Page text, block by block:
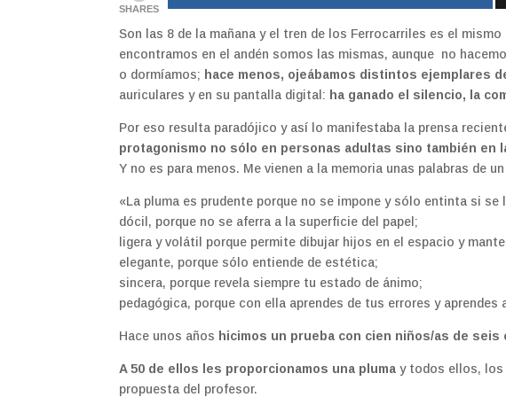
SHARES
Son las 8 de la mañana y el tren de los Ferrocarriles es el
encontramos en el andén somos las mismas, aunque no
o dormíamos; hace menos, ojeábamos distintos ejemplares
auriculares y en su pantalla digital: ha ganado el silencio, la
Por eso resulta paradójico y así lo manifestaba la prensa
protagonismo no sólo en personas adultas sino también en
Y no es para menos. Me vienen a la memoria unas palabras de
«La pluma es prudente porque no se impone y sólo entinta si se
dócil, porque no se aferra a la superficie del papel;
ligera y volátil porque permite dibujar hijos en el espacio y
elegante, porque sólo entiende de estética;
sincera, porque revela siempre tu estado de ánimo;
pedagógica, porque con ella aprendes de tus errores y
Hace unos años hicimos un prueba con cien niños/as de
A 50 de ellos les proporcionamos una pluma y todos ellos, los
propuesta del profesor.